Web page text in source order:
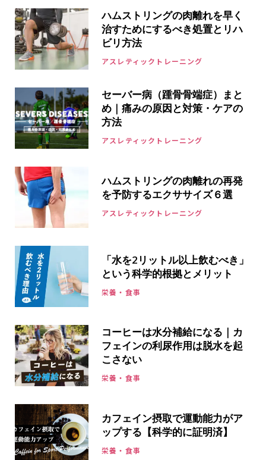
ハムストリングの肉離れを早く
治すためにするべき処置とリハ
ビリ方法
アスレティックトレーニング
セーバー病（踵骨骨端症）まと
め｜痛みの原因と対策・ケアの
方法
アスレティックトレーニング
ハムストリングの肉離れの再発
を予防するエクササイズ６選
アスレティックトレーニング
「水を2リットル以上飲むべき」
という科学的根拠とメリット
栄養・食事
コーヒーは水分補給になる｜カ
フェインの利尿作用は脱水を起
こさない
栄養・食事
カフェイン摂取で運動能力がア
ップする【科学的に証明済】
栄養・食事